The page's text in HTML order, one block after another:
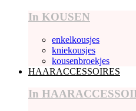
In KOUSEN
enkelkousjes
kniekousjes
kousenbroekjes
HAARACCESSOIRES
In